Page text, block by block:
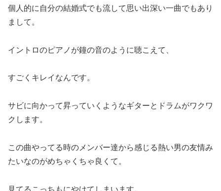
個人的に自分の結婚式でも流して思い出深い一曲でもあり
まして。
イントロのピアノが鐘の音のように聴こえて、
すごくキレイなんです。
サビに向かって昇っていくようなギターとドラムがワクワ
クします。
この曲やってる時のメンバー達から感じる熱い男の友情み
たいなのがめちゃくちゃ良くて。
見てるこっちもにやけてしまいます。